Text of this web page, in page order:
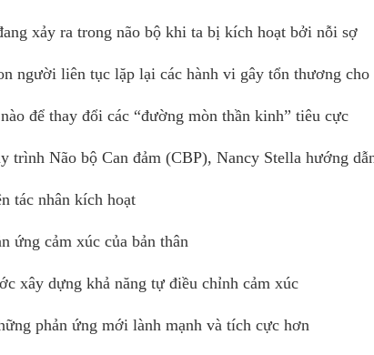
xảy ra trong não bộ khi ta bị kích hoạt bởi nỗi sợ
người liên tục lặp lại các hành vi gây tổn thương cho
để thay đổi các “đường mòn thần kinh” tiêu cực
trình Não bộ Can đảm (CBP), Nancy Stella hướng
tác nhân kích hoạt
ứng cảm xúc của bản thân
xây dựng khả năng tự điều chỉnh cảm xúc
phản ứng mới lành mạnh và tích cực hơn